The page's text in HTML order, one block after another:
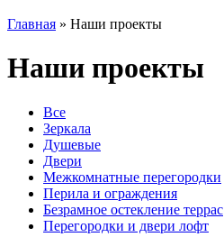
Главная » Наши проекты
Наши проекты
Все
Зеркала
Душевые
Двери
Межкомнатные перегородки
Перила и ограждения
Безрамное остекление террас
Перегородки и двери лофт